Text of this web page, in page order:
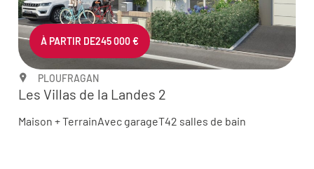
À PARTIR DE245 000 €
PLOUFRAGAN
Les Villas de la Landes 2
Maison + TerrainAvec garageT42 salles de bain